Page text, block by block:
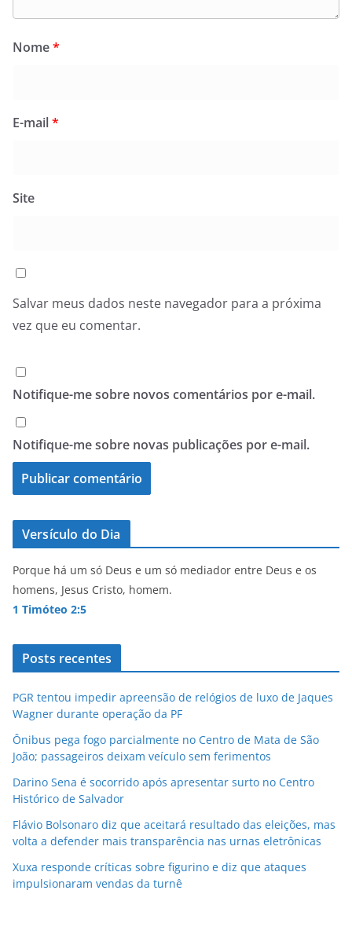
Nome*
E-mail*
Site
Salvar meus dados neste navegador para a próxima
vez que eu comentar.
Notifique-me sobre novos comentários por e-mail.
Notifique-me sobre novas publicações por e-mail.
Versículo do Dia
Porque há um só Deus e um só mediador entre Deus e os
homens, Jesus Cristo, homem.
1 Timóteo 2:5
Posts recentes
PGR tentou impedir apreensão de relógios de luxo de Jaques
Wagner durante operação da PF
Ônibus pega fogo parcialmente no Centro de Mata de São
João; passageiros deixam veículo sem ferimentos
Darino Sena é socorrido após apresentar surto no Centro
Histórico de Salvador
Flávio Bolsonaro diz que aceitará resultado das eleições, mas
volta a defender mais transparência nas urnas eletrônicas
Xuxa responde críticas sobre figurino e diz que ataques
impulsionaram vendas da turnê